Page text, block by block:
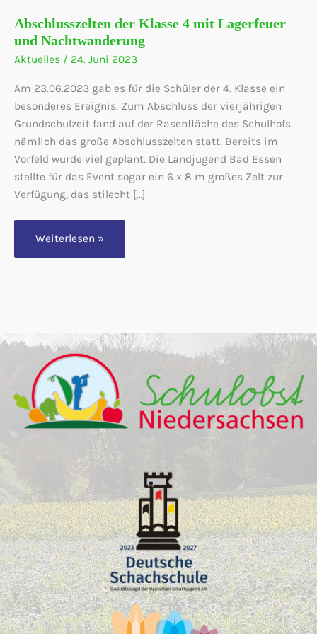
Abschlusszelten der Klasse 4 mit Lagerfeuer
und Nachtwanderung
Aktuelles / 24. Juni 2023
Am 23.06.2023 gab es für die Schüler der 4. Klasse ein
besonderes Ereignis. Zum Abschluss der vierjährigen
Grundschulzeit fand auf der Rasenfläche des Schulhofs
nämlich das große Abschlusszelten statt. Bereits im
Vorfeld wurde viel geplant. Die Landjugend Bad Essen
stellte für das Event sogar ein 6 x 8 m großes Zelt zur
Verfügung, das stilecht […]
Abschlusszelten
Klasse
Lagerfeuer
Weiterlesen »